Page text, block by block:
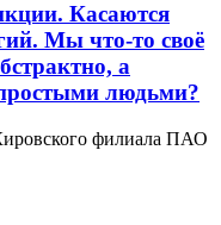
Касаются
Мы что-то своё
а
людьми?
филиала ПАО